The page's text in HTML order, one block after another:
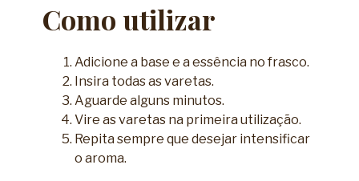
Como utilizar
Adicione a base e a essência no frasco.
Insira todas as varetas.
Aguarde alguns minutos.
Vire as varetas na primeira utilização.
Repita sempre que desejar intensificar
o aroma.